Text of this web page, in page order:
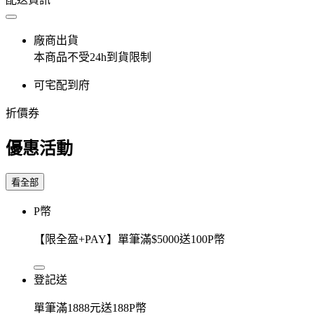
廠商出貨
本商品不受24h到貨限制
可宅配到府
折價券
優惠活動
看全部
P幣
【限全盈+PAY】單筆滿$5000送100P幣
登記送
單筆滿1888元送188P幣